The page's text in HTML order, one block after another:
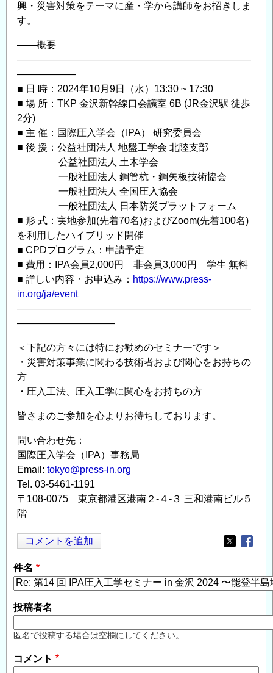
興・災害対策をテーマに産・学から講師をお招きしま
す。
——概要
————————————————————————
——————
■ 日 時：2024年10月9日（水）13:30 ~ 17:30
■ 場 所：TKP ⾦沢新幹線⼝会議室 6B (JR金沢駅 徒歩
2分)
■ 主 催：国際圧入学会（IPA） 研究委員会
■ 後 援：公益社団法⼈ 地盤⼯学会 北陸⽀部
公益社団法⼈ ⼟⽊学会
⼀般社団法⼈ 鋼管杭・鋼⽮板技術協会
⼀般社団法⼈ 全国圧⼊協会
⼀般社団法⼈ ⽇本防災プラットフォーム
■ 形 式：実地参加(先着70名)およびZoom(先着100名)
を利用したハイブリッド開催
■ CPDプログラム：申請予定
■ 費用：IPA会員2,000円 非会員3,000円 学生 無料
■ 詳しい内容・お申込み： https://www.press-
in.org/ja/event
————————————————————————
——————————
＜下記の方々には特にお勧めのセミナーです＞
・災害対策事業に関わる技術者および関心をお持ちの
方
・圧入工法、圧入工学に関心をお持ちの方
皆さまのご参加を心よりお待ちしております。
問い合わせ先：
国際圧入学会（IPA）事務局
Email: tokyo@press-in.org
Tel. 03-5461-1191
〒108-0075 東京都港区港南２-４-３ 三和港南ビル５
階
コメントを追加
Opens in
件名
投稿者名
匿名で投稿する場合は空欄にしてください。
コメント